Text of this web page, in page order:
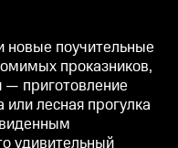
супергерой
Паровозов всегда
приходит ребятам на
новые поучительные
проказников,
приготовление
или лесная прогулка
удивительный